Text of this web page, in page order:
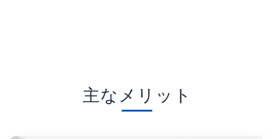
主なメリット